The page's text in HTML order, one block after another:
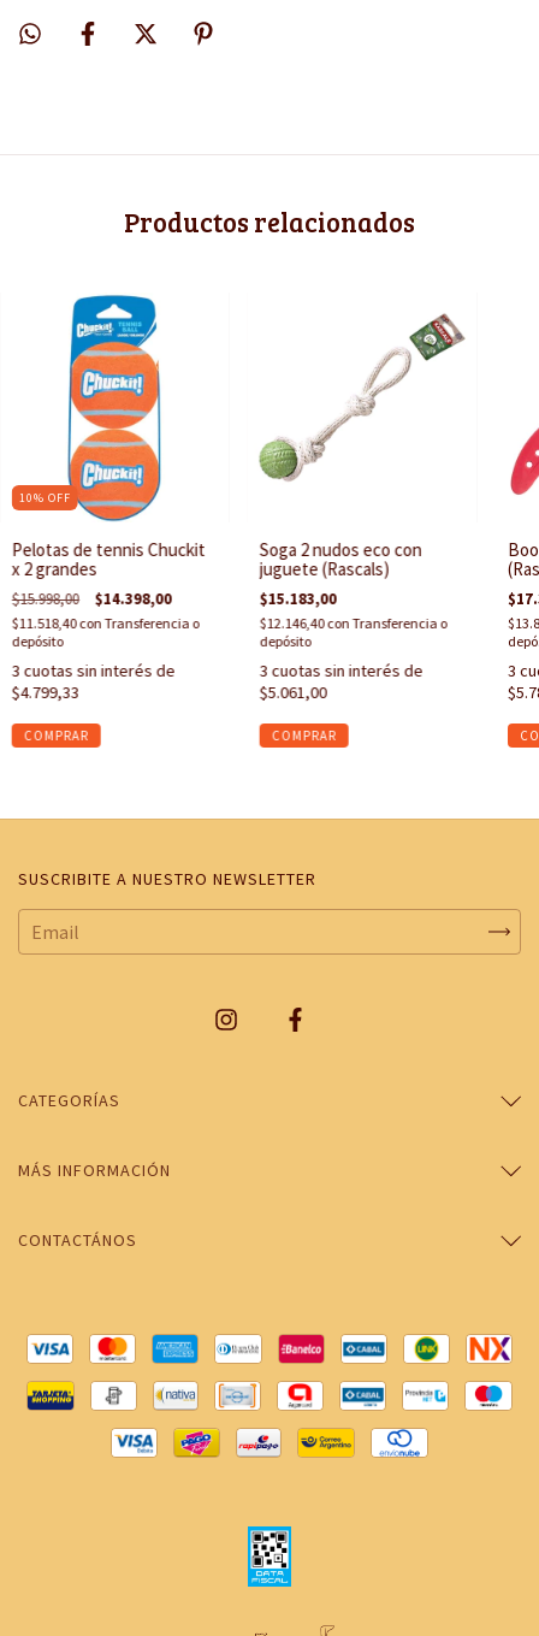
Productos relacionados
10% OFF
Pelotas de tennis Chuckit
x 2 grandes
$15.998,00 $14.398,00
$11.518,40conTransferencia o
depósito
3 cuotas sin interés de
$4.799,33
Soga 2 nudos eco con
juguete (Rascals)
$15.183,00
$12.146,40conTransferencia o
depósito
3 cuotas sin interés de
$5.061,00
3
SUSCRIBITE A NUESTRO NEWSLETTER
CATEGORÍAS
MÁS INFORMACIÓN
CONTACTÁNOS